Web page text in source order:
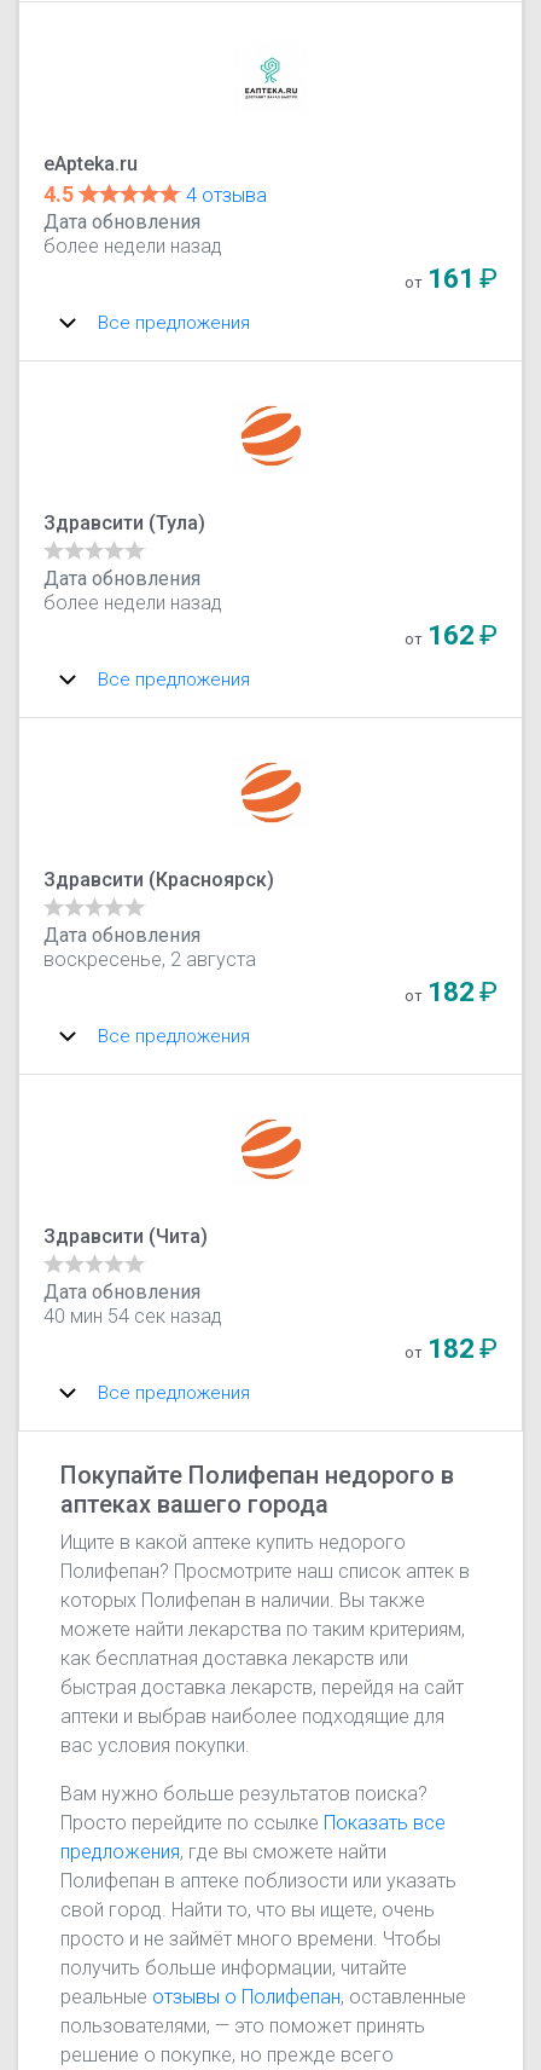
eApteka.ru
4.5
4 отзыва
Дата обновления
более недели назад
от 161 ₽
Все предложения
Здравсити (Тула)
Дата обновления
более недели назад
от 162₽
Все предложения
Здравсити (Красноярск)
Дата обновления
воскресенье, 2 августа
от 182₽
Все предложения
Здравсити (‎Чита)
Дата обновления
40 мин 54 сек назад
от 182₽
Все предложения
Покупайте Полифепан недорого в
аптеках вашего города
Ищите в какой аптеке купить недорого
Полифепан? Просмотрите наш список аптек в
которых Полифепан в наличии. Вы также
можете найти лекарства по таким критериям,
как бесплатная доставка лекарств или
быстрая доставка лекарств, перейдя на сайт
аптеки и выбрав наиболее подходящие для
вас условия покупки.
Вам нужно больше результатов поиска?
Просто перейдите по ссылке Показать все
предложения, где вы сможете найти
Полифепан в аптеке поблизости или указать
свой город. Найти то, что вы ищете, очень
просто и не займёт много времени. Чтобы
получить больше информации, читайте
реальные отзывы о Полифепан, оставленные
пользователями, — это поможет принять
решение о покупке, но прежде всего